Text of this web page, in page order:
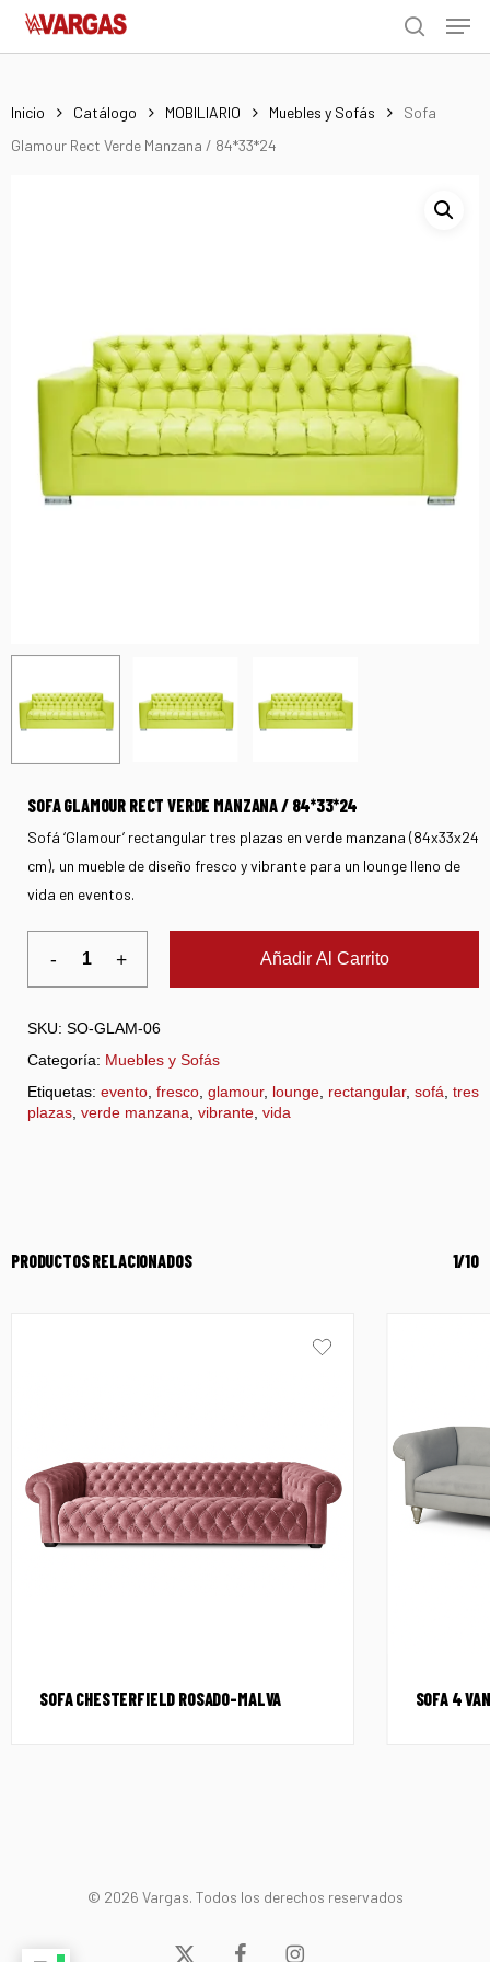
Skip
search
Menu
Inicio Catálogo MOBILIARIO Muebles y Sofás
Sofa
Glamour Rect Verde Manzana / 84*33*24
SOFA GLAMOUR RECT VERDE MANZANA / 84*33*24
Sofá ‘Glamour’ rectangular tres plazas en verde manzana (84x33x24
cm), un mueble de diseño fresco y vibrante para un lounge lleno de
vida en eventos.
Añadir Al Carrito
SKU: SO-GLAM-06
Categoría: Muebles y Sofás
Etiquetas: evento fresco glamour, lounge rectangular, sofá tres
plazas verde manzana vibrante vida
PRODUCTOS RELACIONADOS 1/10
SOFA CHESTERFIELD ROSADO-MALVA SOFA 4
© 2026 Vargas. Todos los derechos reservados
x- facebookinstagram